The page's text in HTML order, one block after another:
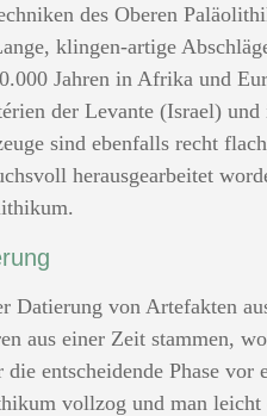
des Oberen
klingen-artige
Jahren in Afrika und
der Levante (Israel)
sind ebenfalls recht
herausgearbeitet
Datierung von Artefakten
aus einer Zeit stammen,
entscheidende Phase vor
vollzog und man